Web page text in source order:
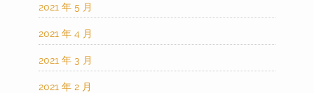
2021 年 5 月
2021 年 4 月
2021 年 3 月
2021 年 2 月